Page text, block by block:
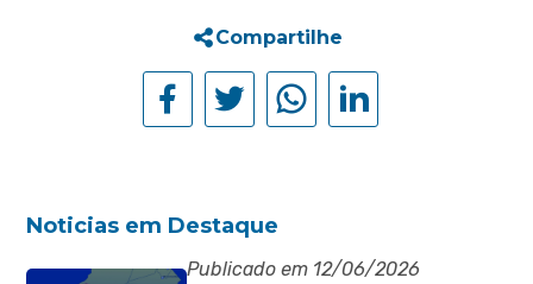
Compartilhe
Noticias em Destaque
Publicado em 12/06/2026